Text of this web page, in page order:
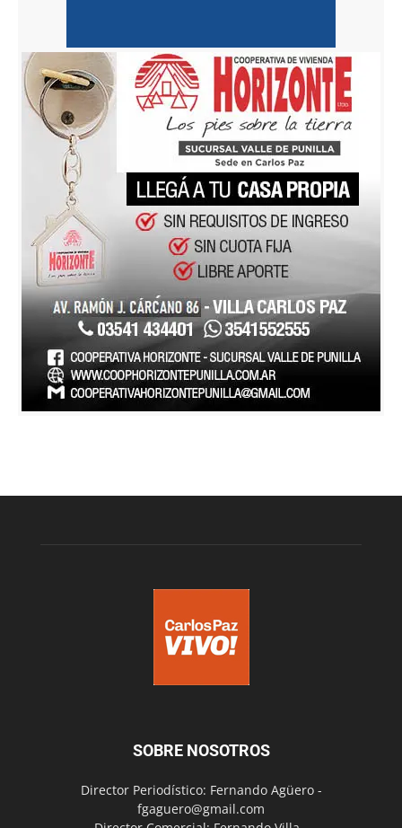
SOBRE NOSOTROS
Director Periodístico: Fernando Agüero -
fgaguero@gmail.com